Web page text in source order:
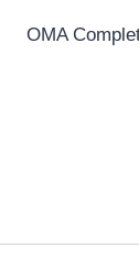
OMA